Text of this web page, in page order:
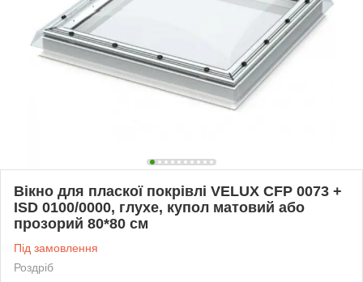
Вікно для пласкої покрівлі VELUX СFP 0073 +
ISD 0100/0000, глухе, купол матовий або
прозорий 80*80 см
Під замовлення
Роздріб